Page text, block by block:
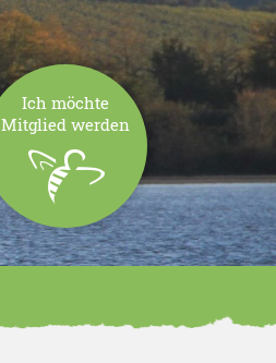
Ich möchte
Mitglied werden